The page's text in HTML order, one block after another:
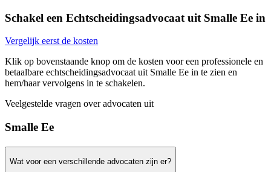
Schakel een Echtscheidingsadvocaat uit Smalle Ee in
Vergelijk eerst de kosten
Klik op bovenstaande knop om de kosten voor een professionele en
betaalbare echtscheidingsadvocaat uit Smalle Ee in te zien en
hem/haar vervolgens in te schakelen.
Veelgestelde vragen over advocaten uit
Smalle Ee
Wat voor een verschillende advocaten zijn er?